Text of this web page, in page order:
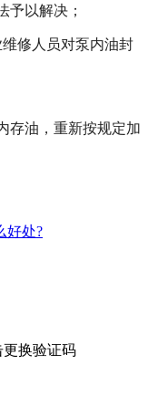
予以解决；
修人员对泵内油封
存油，重新按规定加
好处?